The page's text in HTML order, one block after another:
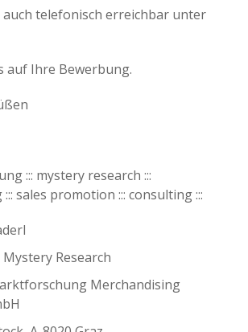
auch telefonisch erreichbar unter
auf Ihre Bewerbung.
::: mystery research :::
sales promotion ::: consulting :::
Research
Merchandising